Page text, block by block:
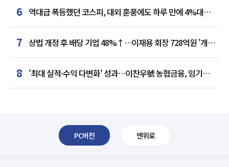
6 역대급 폭등했던 코스피, 대외 훈풍에도 하루 만에 4%대
급락
7 상법 개정 후 배당 기업 48%↑…이재용 회장 728억원 '개인
최다'
8 '최대 실적·수익 다변화' 성과…이찬우號 농협금융, 임기
말년 성장 박차
PC버전 맨위로